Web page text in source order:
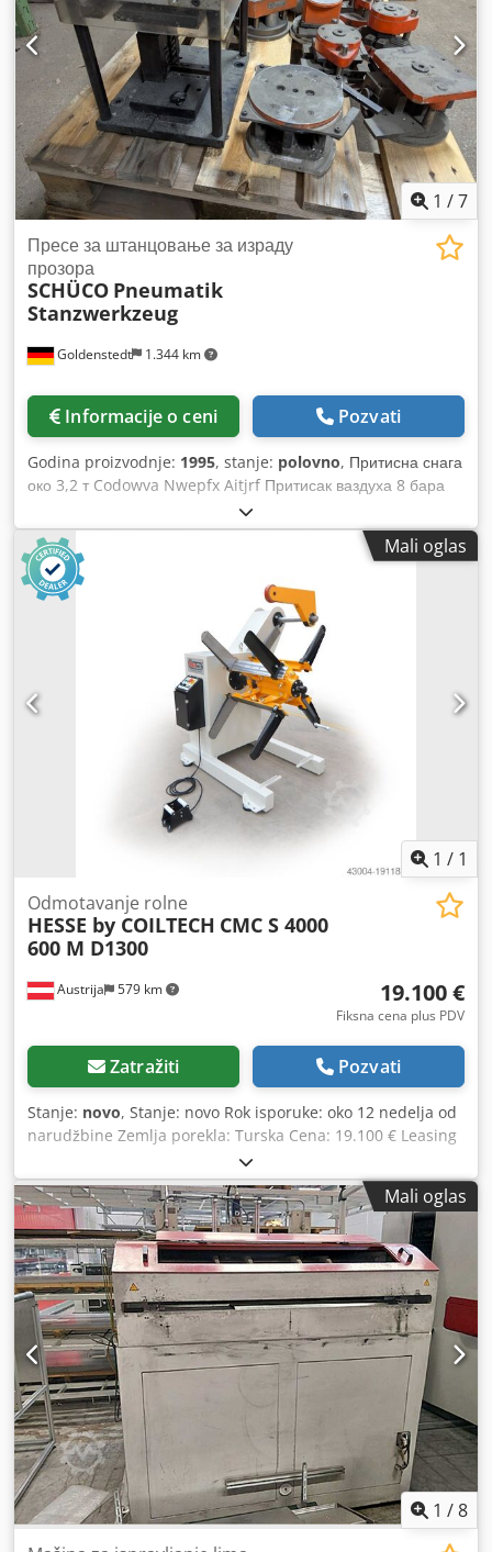
1 /7
Goldenstedt 1.344 km
Пресе за штанцовање за израду
прозора
SCHÜCO Pneumatik
Stanzwerkzeug
Informacije o ceni Pozvati
Godina proizvodnje: 1995, stanje: polovno, Притисна снага
око 3,2 т Codowva Nwepfx Aitjrf Притисак ваздуха 8 бара
Макс. ход 20 мм Размак између стубова око 250 x 200 mm
Тежина машине око 52 кг Пнеуматска преса, пнеуматски
пробијач, мултифункционални пробијач, универзални
пробијач, машина за пробијање Укључени разни алати,
види фотографије
Mali oglas
1 / 1
Austrija 579 km
Odmotavanje rolne
HESSE by COILTECH CMC S 4000
600 M D1300
19.100 €
Fiksna cena plus PDV
Zatražiti Pozvati
Stanje: novo, Stanje: novo Rok isporuke: oko 12 nedelja od
narudžbine Zemlja porekla: Turska Cena: 19.100 € Leasing
rata: 366,72 € Težina kalema: 4.000 kg Maks. spoljašnji
prečnik kalema: 1.300 mm Min. unutrašnji prečnik kalema:
450–550 mm Maks. širina kalema: 600 mm Cjdpfx Ajwirz
Ejitsrf Min. širina kalema: 50 mm Min. širina kalema kod
verzije sa pneumatskom pritisnom rukom: 80 mm
Motorizovani pogon Mehanički podesivo jezgro kalema sa 4
čegrtaljke Regulacija brzine odvijanja kao i vremena
ubrzanja i kočenja Fotoelektrični približni senzor SICK za
kontrolu opuštenosti ALTERNATIVE (cene na upit): Verzija
sa pneumatskom pritisnom rukom Verzija bez pogona, sa
kočnicom, sa ili bez pneumatske pritisne ruke
Mali oglas
1 /8